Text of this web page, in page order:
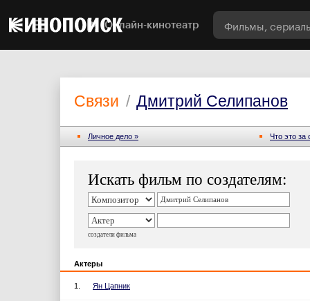
Онлайн-кинотеатр
Связи / Дмитрий Селипанов
Личное дело » Что это за
Искать фильм по создателям:
создатели фильма
Актеры
1. Ян Цапник